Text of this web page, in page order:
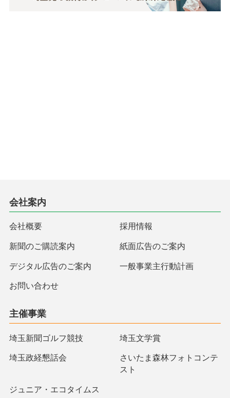
会社案内
会社概要 採用情報
新聞のご購読案内 紙面広告のご案内
デジタル広告のご案内 一般事業主行動計画
お問い合わせ
主催事業
埼玉新聞ゴルフ競技 埼玉文学賞
埼玉政経懇話会
さいたま森林フォトコンテ
スト
ジュニア・エコタイムス